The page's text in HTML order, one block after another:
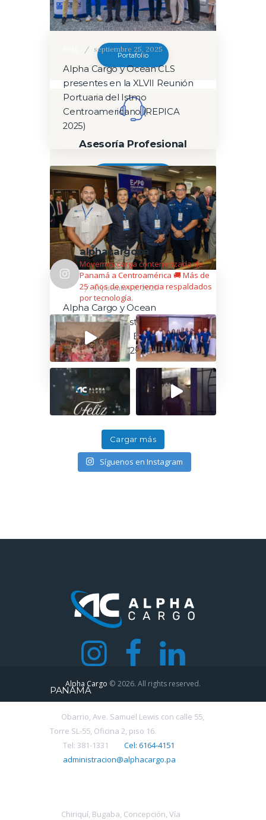
septiembre 25, 2025
Alpha Cargo y Ocean CLS
presentes en la XLVII Reunión
Portuaria del Istmo
Centroamericano (REPICA
2025)
Blog septiembre 8, 2025
Alpha Cargo y Ocean
Caribbean Logistics Services
presentes en la Expo Feria
Mundial ZLC 2025
Portafolio
Portafolio
Asesoría Profesional
Contáctanos
Logística con propósito
alphacargopa
Movemos carga contenerizada de
Panamá a Centroamérica 🚚Más de
25 años de experiencia respaldados
por tecnología.
Cargar más
Síguenos en Instagram
PANAMÁ
Obarrio, Ave. Samuel Lewis con calle 55,
Torre SL-55, Oficina 2, piso 16.
Tel: 381-1331
Cel: 6164-4151
administracion@alphacargo.pa
Chiriquí, Bugaba, Concepción, Vía
Alpha Cargo © 2026. All rights reserved.